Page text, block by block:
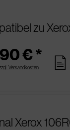
zu
€ *
Versandkosten pages
Xerox